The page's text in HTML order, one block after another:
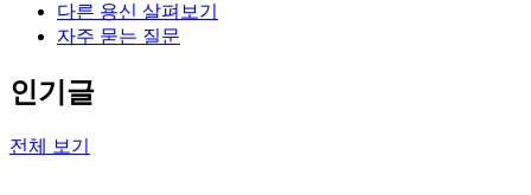
다른 용신 살펴보기
자주 묻는 질문
인기글
전체 보기